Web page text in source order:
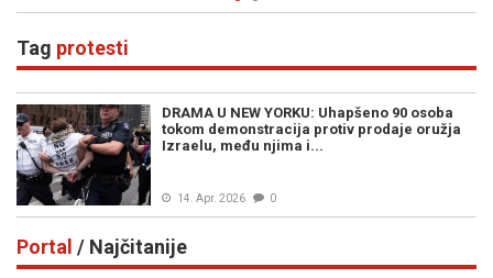
Tag protesti
DRAMA U NEW YORKU: Uhapšeno 90 osoba
tokom demonstracija protiv prodaje oružja
Izraelu, među njima i...
14. Apr. 2026 0
Portal / Najčitanije